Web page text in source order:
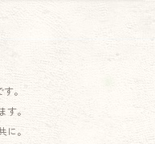
。
す。
に。